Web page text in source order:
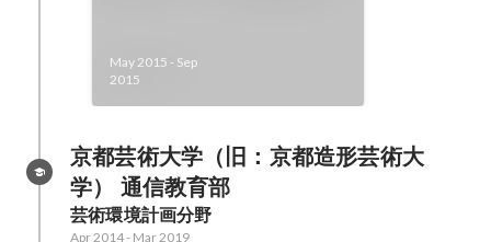
May 2015 - Sep
2015
京都芸術大学（旧：京都造形芸術大
学） 通信教育部
芸術環境計画分野
Apr 2014- Mar 2019